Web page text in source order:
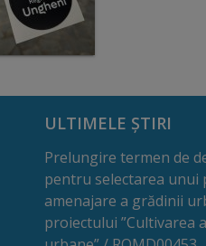
ULTIMELE ȘTIRI
Prelungire termen de
pentru selectarea unui
amenajare a grădinii
proiectului ”Cultivarea